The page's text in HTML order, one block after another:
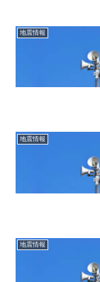
地震情報
地震情報
地震情報